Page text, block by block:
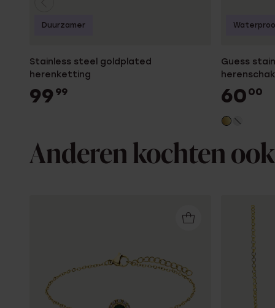
Stainless steel goldplated
herenketting
99 99
Duurzamer
Guess
60 00
Anderen kochten ook